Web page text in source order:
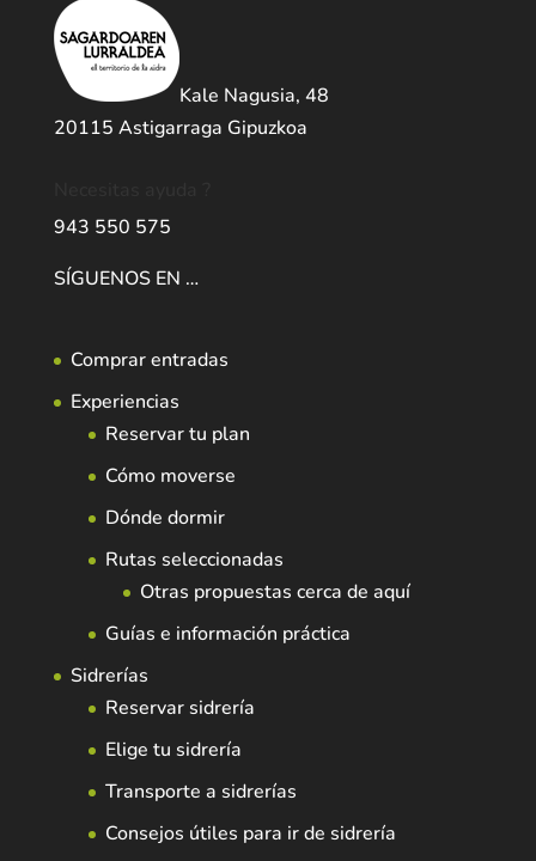
Kale Nagusia, 48
20115 Astigarraga Gipuzkoa
943 550 575
SÍGUENOS EN …
Comprar entradas
Experiencias
Reservar tu plan
Cómo moverse
Dónde dormir
Rutas seleccionadas
Otras propuestas cerca de aquí
Guías e información práctica
Sidrerías
Reservar sidrería
Elige tu sidrería
Transporte a sidrerías
Consejos útiles para ir de sidrería